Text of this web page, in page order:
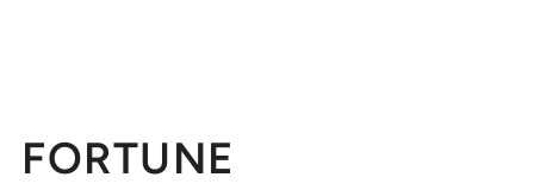
FORTUNE